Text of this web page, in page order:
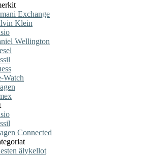
Exchange
Klein
Wellington
Watch
Connected
älykellot